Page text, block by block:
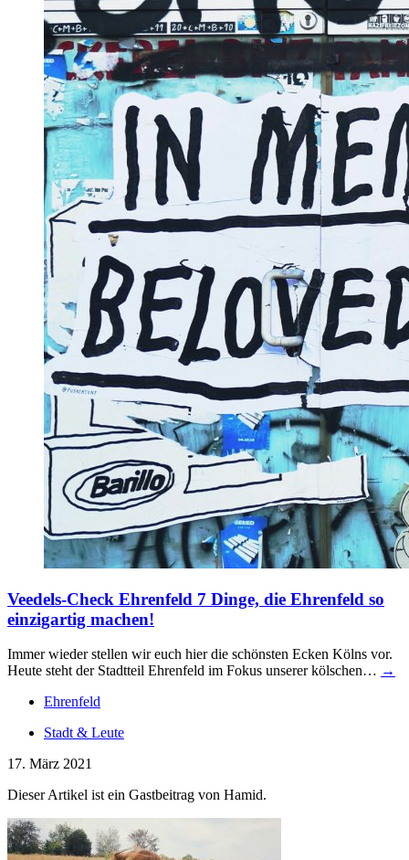
Veedels-Check Ehrenfeld 7 Dinge, die Ehrenfeld so
einzigartig machen!
Immer wieder stellen wir euch hier die schönsten Ecken Kölns vor.
Heute steht der Stadtteil Ehrenfeld im Fokus unserer kölschen… →
Ehrenfeld
Stadt & Leute
17. März 2021
Dieser Artikel ist ein Gastbeitrag von Hamid.